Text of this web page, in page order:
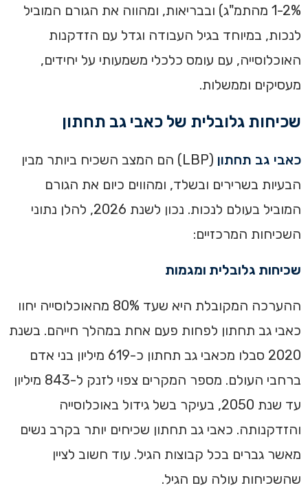
1-2% מהתמ"ג) ובבריאות, ומהווה את הגורם המוביל
לנכות, במיוחד בגיל העבודה וגדל עם הזדקנות
האוכלוסייה, עם עומס כלכלי משמעותי על יחידים,
מעסיקים וממשלות.
שכיחות גלובלית של כאבי גב תחתון
כאבי גב תחתון
(LBP) הם המצב השכיח ביותר מבין
הבעיות בשרירים ובשלד, ומהווים כיום את הגורם
המוביל בעולם לנכות. נכון לשנת 2026, להלן נתוני
השכיחות המרכזיים:
שכיחות גלובלית ומגמות
ההערכה המקובלת היא שעד 80% מהאוכלוסייה יחוו
כאבי גב תחתון לפחות פעם אחת במהלך חייהם. בשנת
2020 סבלו מכאבי גב תחתון כ-619 מיליון בני אדם
ברחבי העולם. מספר המקרים צפוי לזנק ל-843 מיליון
עד שנת 2050, בעיקר בשל גידול באוכלוסייה
והזדקנותה. כאבי גב תחתון שכיחים יותר בקרב נשים
מאשר גברים בכל קבוצות הגיל. עוד חשוב לציין
שהשכיחות עולה עם הגיל.